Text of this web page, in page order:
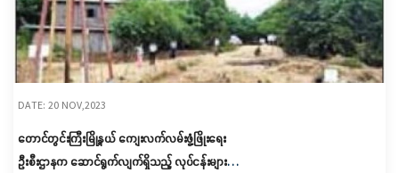
DATE: 20 NOV,2023
တောင်တွင်းကြီးမြို့နယ် ကျေးလက်လမ်းဖွံ့ဖြိုးရေး
ဦးစီးဌာနက ဆောင်ရွက်လျက်ရှိသည့် လုပ်ငန်းများ